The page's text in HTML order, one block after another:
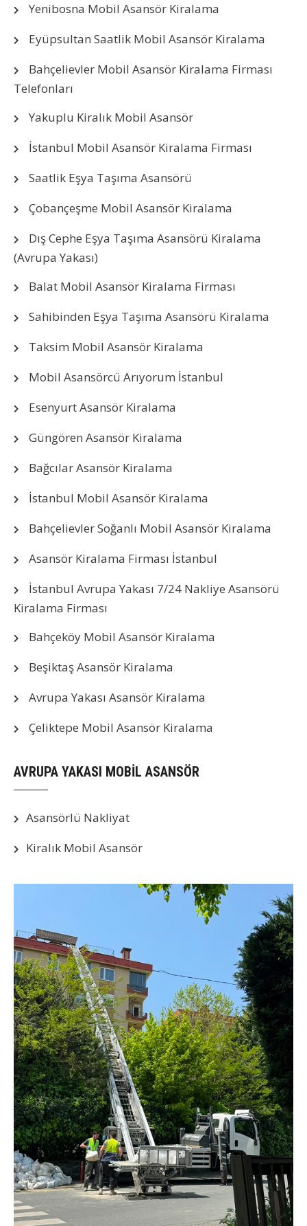
Yenibosna Mobil Asansör Kiralama
Eyüpsultan Saatlik Mobil Asansör Kiralama
Bahçelievler Mobil Asansör Kiralama Firması
Telefonları
Yakuplu Kiralık Mobil Asansör
İstanbul Mobil Asansör Kiralama Firması
Saatlik Eşya Taşıma Asansörü
Çobançeşme Mobil Asansör Kiralama
Dış Cephe Eşya Taşıma Asansörü Kiralama
(Avrupa Yakası)
Balat Mobil Asansör Kiralama Firması
Sahibinden Eşya Taşıma Asansörü Kiralama
Taksim Mobil Asansör Kiralama
Mobil Asansörcü Arıyorum İstanbul
Esenyurt Asansör Kiralama
Güngören Asansör Kiralama
Bağcılar Asansör Kiralama
İstanbul Mobil Asansör Kiralama
Bahçelievler Soğanlı Mobil Asansör Kiralama
Asansör Kiralama Firması İstanbul
İstanbul Avrupa Yakası 7/24 Nakliye Asansörü
Kiralama Firması
Bahçeköy Mobil Asansör Kiralama
Beşiktaş Asansör Kiralama
Avrupa Yakası Asansör Kiralama
Çeliktepe Mobil Asansör Kiralama
AVRUPA YAKASI MOBİL ASANSÖR
Asansörlü Nakliyat
Kiralık Mobil Asansör